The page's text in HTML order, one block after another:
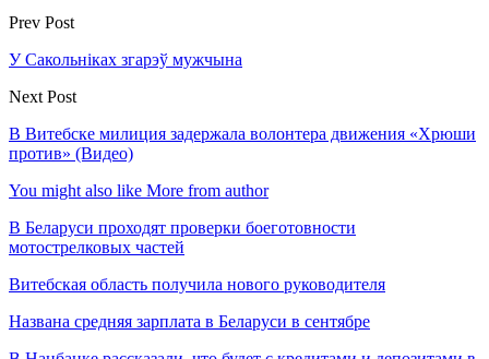
Prev Post
У Сакольніках згарэў мужчына
Next Post
В Витебске милиция задержала волонтера движения «Хрюши
против» (Видео)
You might also like More from author
В Беларуси проходят проверки боеготовности
мотострелковых частей
Витебская область получила нового руководителя
Названа средняя зарплата в Беларуси в сентябре